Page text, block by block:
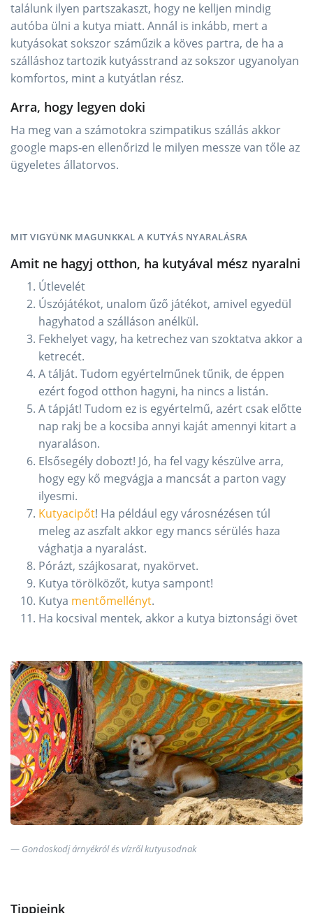
találunk ilyen partszakaszt, hogy ne kelljen mindig
autóba ülni a kutya miatt. Annál is inkább, mert a
kutyásokat sokszor száműzik a köves partra, de ha a
szálláshoz tartozik kutyásstrand az sokszor ugyanolyan
komfortos, mint a kutyátlan rész.
Arra, hogy legyen doki
Ha meg van a számotokra szimpatikus szállás akkor
google maps-en ellenőrizd le milyen messze van tőle az
ügyeletes állatorvos.
MIT VIGYÜNK MAGUNKKAL A KUTYÁS NYARALÁSRA
Amit ne hagyj otthon, ha kutyával mész nyaralni
Útlevelét
Úszójátékot, unalom űző játékot, amivel egyedül
hagyhatod a szálláson anélkül.
Fekhelyet vagy, ha ketrechez van szoktatva akkor a
ketrecét.
A tálját. Tudom egyértelműnek tűnik, de éppen
ezért fogod otthon hagyni, ha nincs a listán.
A tápját! Tudom ez is egyértelmű, azért csak előtte
nap rakj be a kocsiba annyi kaját amennyi kitart a
nyaraláson.
Elsősegély dobozt! Jó, ha fel vagy készülve arra,
hogy egy kő megvágja a mancsát a parton vagy
ilyesmi.
Kutyacipőt! Ha például egy városnézésen túl
meleg az aszfalt akkor egy mancs sérülés haza
vághatja a nyaralást.
Pórázt, szájkosarat, nyakörvet.
Kutya törölközőt, kutya sampont!
Kutya mentőmellényt.
Ha kocsival mentek, akkor a kutya biztonsági övet
Gondoskodj árnyékról és vízről kutyusodnak
Tippjeink